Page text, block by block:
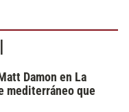
Damon en La
mediterráneo que